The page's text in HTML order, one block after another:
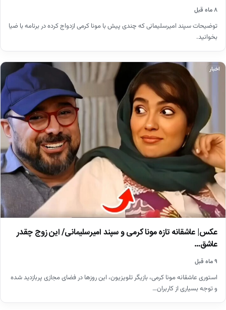
۸ ماه قبل
توضیحات سپند امیرسلیمانی که چندی پیش با مونا کرمی ازدواج کرده در برنامه با ضیا
بخوانید.
اخبار
عکس| عاشقانه تازه مونا کرمی و سپند امیرسلیمانی/ این زوج چقدر
عاشق…
۹ ماه قبل
استوری عاشقانه مونا کرمی، بازیگر تلویزیون، این روزها در فضای مجازی پربازدید شده
و توجه بسیاری از کاربران…